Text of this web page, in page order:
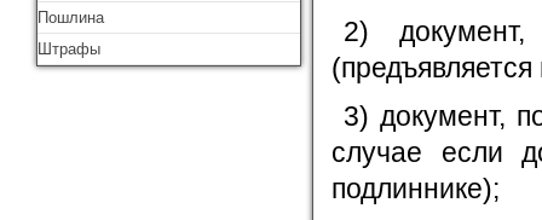
Пошлина
Штрафы
2) документ,
3) документ,
случае если
подлиннике);